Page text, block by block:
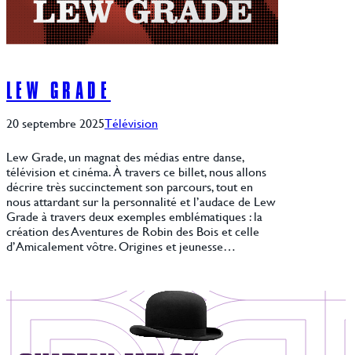
LEW GRADE
20 septembre 2025Télévision
Lew Grade, un magnat des médias entre danse,
télévision et cinéma. À travers ce billet, nous allons
décrire très succinctement son parcours, tout en
nous attardant sur la personnalité et l’audace de Lew
Grade à travers deux exemples emblématiques : la
création des Aventures de Robin des Bois et celle
d’Amicalement vôtre. Origines et jeunesse…